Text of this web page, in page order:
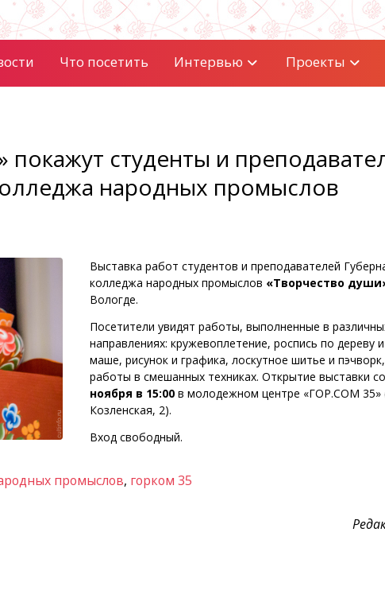
Что посетить Интервью Проекты
покажут студенты и
народных промыслов
Выставка работ студентов и преподавателей
колледжа народных промыслов «Творчество
Вологде.
Посетители увидят работы, выполненные в
направлениях: кружевоплетение, роспись по дереву
маше, рисунок и графика, лоскутное шитье и
работы в смешанных техниках. Открытие выставки
ноября в 15:00в молодежном центре «ГОР.СОМ 35»
Козленская, 2).
Вход свободный.
промыслов, горком 35